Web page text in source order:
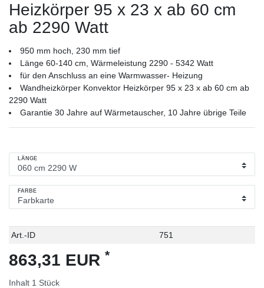
Heizkörper 95 x 23 x ab 60 cm
ab 2290 Watt
950 mm hoch, 230 mm tief
Länge 60-140 cm, Wärmeleistung 2290 - 5342 Watt
für den Anschluss an eine Warmwasser- Heizung
Wandheizkörper Konvektor Heizkörper 95 x 23 x ab 60 cm ab
2290 Watt
Garantie 30 Jahre auf Wärmetauscher, 10 Jahre übrige Teile
LÄNGE
FARBE
Technisches
Wert
Art.-ID 751
863,31 EUR *
Inhalt 1 Stück